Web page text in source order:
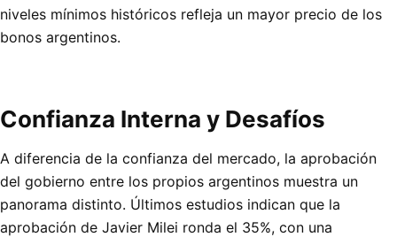
niveles mínimos históricos refleja un mayor precio de los
bonos argentinos.
Confianza Interna y Desafíos
A diferencia de la confianza del mercado, la aprobación
del gobierno entre los propios argentinos muestra un
panorama distinto. Últimos estudios indican que la
aprobación de Javier Milei ronda el 35%, con una